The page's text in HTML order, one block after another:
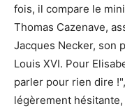
fois, il compare le
Thomas Cazenave,
Jacques Necker, son
Louis XVI. Pour
parler pour rien dire
légèrement